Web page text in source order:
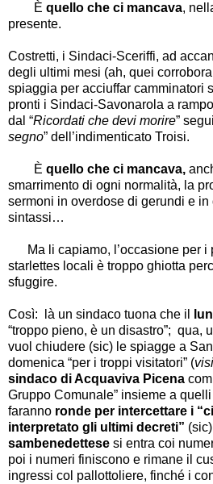
È quello che ci mancava,
presente.
Costretti, i Sindaci-Sceriffi, ad
degli ultimi mesi (ah, quei
spiaggia per acciuffar camminatori
pronti i Sindaci-Savonarola a
dal “Ricordati che devi morire”
segno” dell’indimenticato Troisi.
È quello che ci mancava,
smarrimento di ogni normalità, la
sermoni in overdose di gerundi e
sintassi…
Ma li capiamo, l’occasione per i
starlettes locali è troppo ghiotta
sfuggire.
Così: là un sindaco tuona che il
“troppo pieno, è un disastro”; qua,
vuol chiudere (sic) le spiagge a
domenica “per i troppi visitatori” (
sindaco di Acquaviva Picena
Gruppo Comunale” insieme a
faranno ronde per intercettare i
interpretato gli ultimi decreti”
sambenedettese si entra coi
poi i numeri finiscono e rimane il
ingressi col pallottoliere, finché i